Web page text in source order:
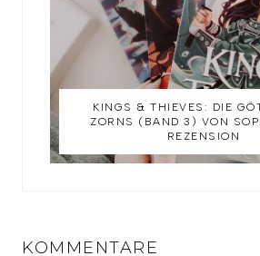
KINGS & THIEVES: DIE
ZORNS (BAND 3) VON
REZENSION
KOMMENTARE